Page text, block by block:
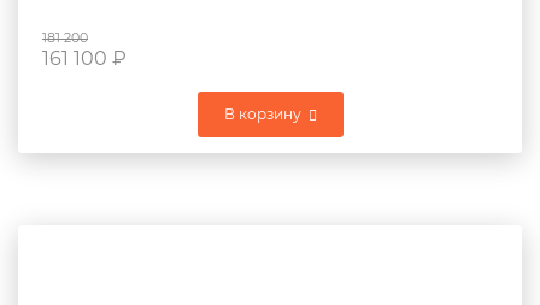
181 200
161 100 ₽
В корзину